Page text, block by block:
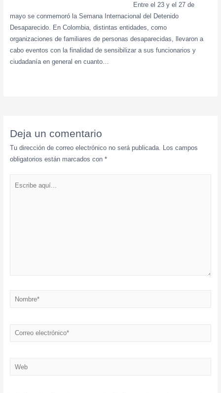
Entre el 23 y el 27 de
mayo se conmemoró la Semana Internacional del Detenido
Desaparecido. En Colombia, distintas entidades, como
organizaciones de familiares de personas desaparecidas, llevaron a
cabo eventos con la finalidad de sensibilizar a sus funcionarios y
ciudadanía en general en cuanto…
Deja un comentario
Tu dirección de correo electrónico no será publicada.
Los campos
obligatorios están marcados con *